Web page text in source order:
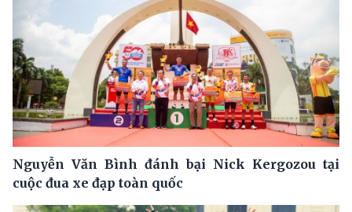
Nguyễn Văn Bình đánh bại Nick Kergozou tại
cuộc đua xe đạp toàn quốc